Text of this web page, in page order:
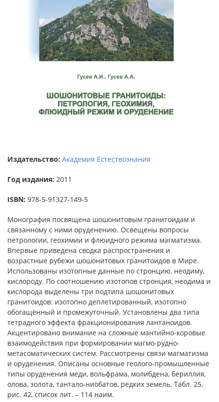
Издательство: Академия Естествознания
Год издания: 2011
ISBN: 978-5-91327-149-5
Монография посвящена шошонитовым гранитоидам и
связанному с ними оруденению. Освещены вопросы
петрологии, геохимии и флюидного режима магматизма.
Впервые приведена сводка распространения и
возрастные рубежи шошонитовых гранитоидов в Мире.
Использованы изотопные данные по стронцию, неодиму,
кислороду. По соотношению изотопов стронция, неодима и
кислорода выделены три подтипа шошонитовых
гранитоидов: изотопно деплетированный, изотопно
обогащённый и промежуточный. Установлены два типа
тетрадного эффекта фракционирования лантаноидов.
Акцентировано внимание на сложные мантийно-коровые
взаимодействия при формировании магмо-рудно-
метасоматических систем. Рассмотрены связи магматизма
и оруденения. Описаны основные геолого-промышленные
типы оруденения меди, вольфрама, молибдена, бериллия,
олова, золота, тантало-ниобатов, редких земель. Табл. 25,
рис. 42, список лит. – 114 наим.